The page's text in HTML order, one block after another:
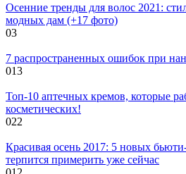
Осенние тренды для волос 2021:
модных дам (+17 фото)
03
7 распространенных ошибок при
013
Топ-10 аптечных кремов, которые
косметических!
022
Красивая осень 2017: 5 новых
терпится примерить уже сейчас